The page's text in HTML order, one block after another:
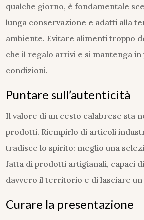
qualche giorno, è fondamentale
lunga conservazione e adatti alla
ambiente. Evitare alimenti troppo
che il regalo arrivi e si mantenga
condizioni.
Puntare sull’autenticità
Il valore di un cesto calabrese sta
prodotti. Riempirlo di articoli
tradisce lo spirito: meglio una
fatta di prodotti artigianali, capaci
davvero il territorio e di lasciare
Curare la presentazione